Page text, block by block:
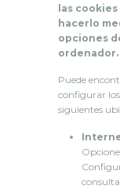
las
hacerlo
opciones
ordenador.
Puede
configurar
siguientes